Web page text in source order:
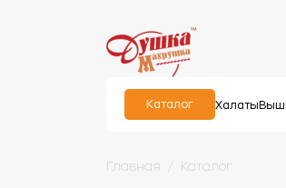
Каталог Халаты
Главная Каталог